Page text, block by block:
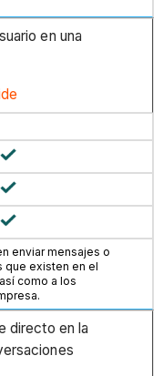
en una
enviar mensajes o
que existen en el
como a los
directo en la